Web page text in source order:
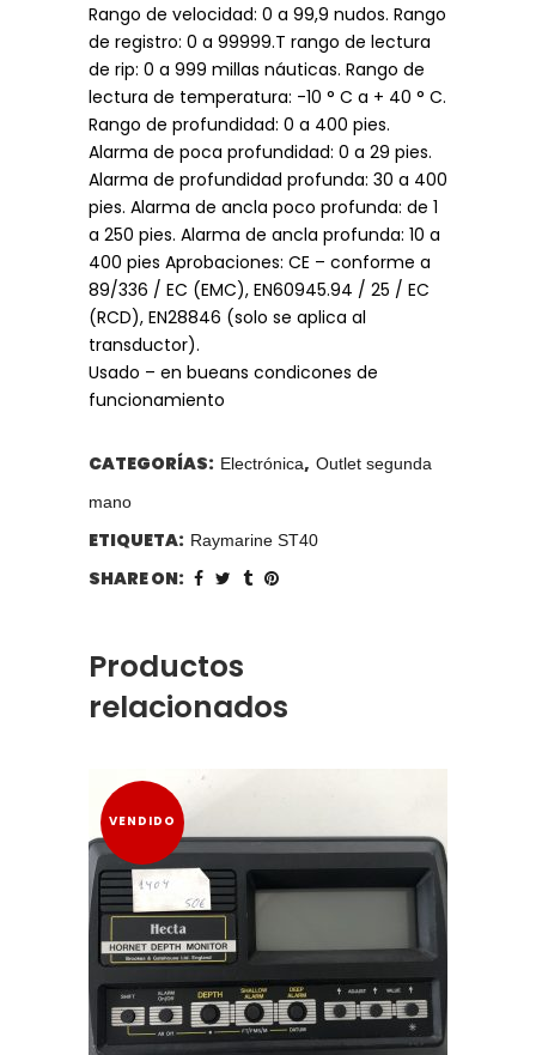
Rango de velocidad: 0 a 99,9 nudos. Rango
de registro: 0 a 99999.T rango de lectura
de rip: 0 a 999 millas náuticas. Rango de
lectura de temperatura: -10 ° C a + 40 ° C.
Rango de profundidad: 0 a 400 pies.
Alarma de poca profundidad: 0 a 29 pies.
Alarma de profundidad profunda: 30 a 400
pies. Alarma de ancla poco profunda: de 1
a 250 pies. Alarma de ancla profunda: 10 a
400 pies Aprobaciones: CE – conforme a
89/336 / EC (EMC), EN60945.94 / 25 / EC
(RCD), EN28846 (solo se aplica al
transductor).
Usado – en bueans condicones de
funcionamiento
CATEGORÍAS: Electrónica, Outlet segunda
mano
ETIQUETA: Raymarine ST40
SHARE ON:
Productos
relacionados
VENDIDO